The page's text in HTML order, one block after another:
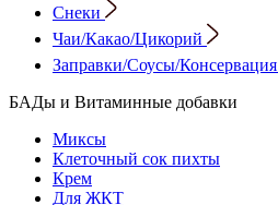
Снеки
Чаи/Какао/Цикорий
Заправки/Соусы/Консервация
БАДы и Витаминные добавки
Миксы
Клеточный сок пихты
Крем
Для ЖКТ